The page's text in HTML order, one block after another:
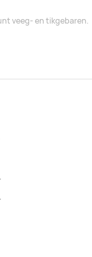
veeg- en tikgebaren.